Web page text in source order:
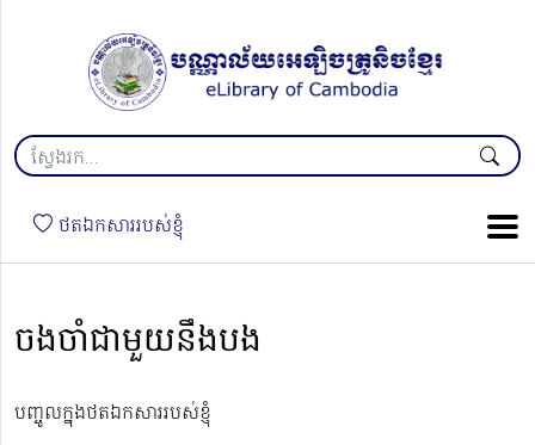
ថតឯកសាររបស់ខ្ញុំ
ចងចាំជាមួយនឹងបង
បញ្ចូលក្នុងថតឯកសាររបស់ខ្ញុំ